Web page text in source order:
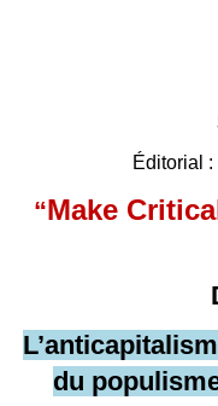
Éditorial :
“Make
du